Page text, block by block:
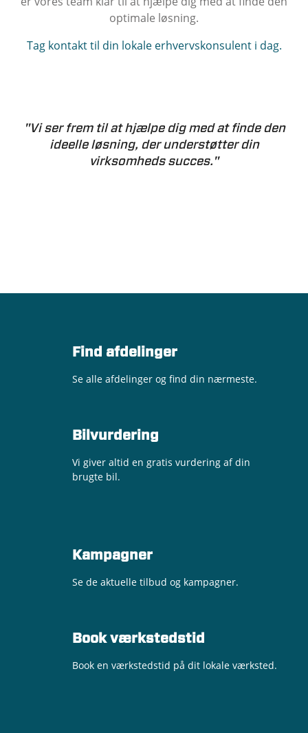
optimale løsning.
Tag kontakt til din lokale erhvervskonsulent i dag.
"Vi ser frem til at hjælpe dig med at finde den
ideelle løsning, der understøtter din
virksomheds succes."
Find afdelinger
Se alle afdelinger og find din nærmeste.
Bilvurdering
Vi giver altid en gratis vurdering af din
brugte bil.
Kampagner
Se de aktuelle tilbud og kampagner.
Book værkstedstid
Book en værkstedstid på dit lokale værksted.